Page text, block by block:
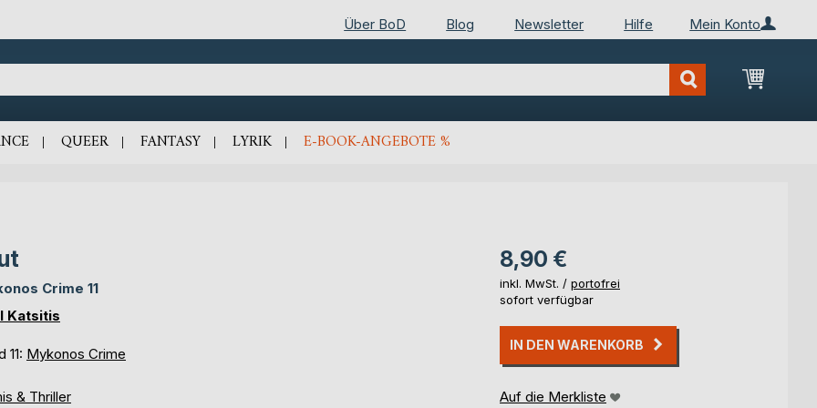
Mein Konto
Über BoD Blog Newsletter Hilfe
Mein
QUEER FANTASY LYRIK E-BOOK-ANGEBOTE %
Crime 11
Katsitis
11: Mykonos Crime
& Thriller
8,90 €
inkl. MwSt. / portofrei
sofort verfügbar
IN DEN WARENKORB
Auf die Merkliste